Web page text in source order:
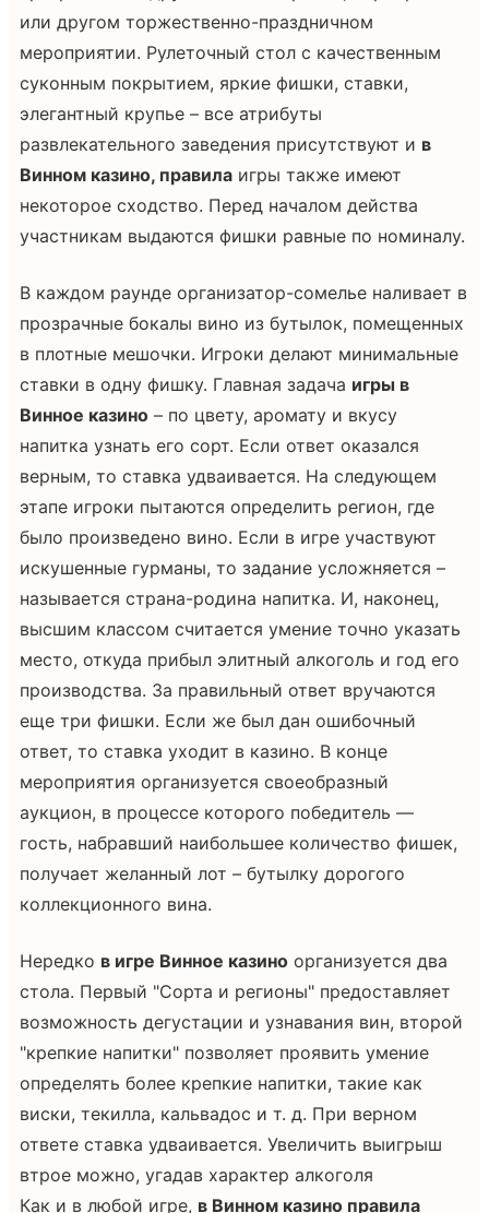
или другом торжественно-праздничном
мероприятии. Рулеточный стол с качественным
суконным покрытием, яркие фишки, ставки,
элегантный крупье – все атрибуты
развлекательного заведения присутствуют и в
Винном казино, правила игры также имеют
некоторое сходство. Перед началом действа
участникам выдаются фишки равные по номиналу.
В каждом раунде организатор-сомелье наливает в
прозрачные бокалы вино из бутылок, помещенных
в плотные мешочки. Игроки делают минимальные
ставки в одну фишку. Главная задача игры в
Винное казино – по цвету, аромату и вкусу
напитка узнать его сорт. Если ответ оказался
верным, то ставка удваивается. На следующем
этапе игроки пытаются определить регион, где
было произведено вино. Если в игре участвуют
искушенные гурманы, то задание усложняется –
называется страна-родина напитка. И, наконец,
высшим классом считается умение точно указать
место, откуда прибыл элитный алкоголь и год его
производства. За правильный ответ вручаются
еще три фишки. Если же был дан ошибочный
ответ, то ставка уходит в казино. В конце
мероприятия организуется своеобразный
аукцион, в процессе которого победитель —
гость, набравший наибольшее количество фишек,
получает желанный лот – бутылку дорогого
коллекционного вина.
Нередко в игре Винное казино организуется два
стола. Первый "Сорта и регионы" предоставляет
возможность дегустации и узнавания вин, второй
"крепкие напитки" позволяет проявить умение
определять более крепкие напитки, такие как
виски, текилла, кальвадос и т. д. При верном
ответе ставка удваивается. Увеличить выигрыш
втрое можно, угадав характер алкоголя
Как и в любой игре, в Винном казино правила